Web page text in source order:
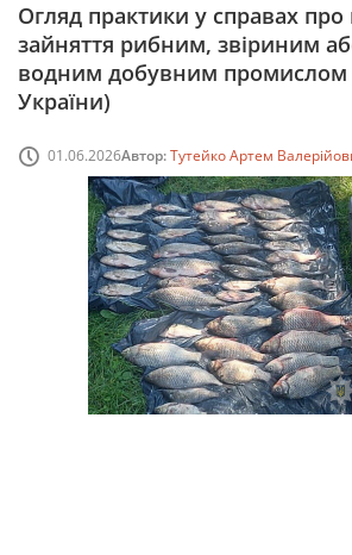
Огляд практики у справах
зайняття рибним, звіриним
водним добувним промислом
України)
01.06.2026Автор:Тутейко Артем